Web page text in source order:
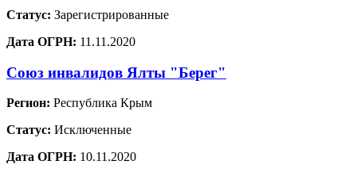
Статус: Зарегистрированные
Дата ОГРН: 11.11.2020
Союз инвалидов Ялты "Берег"
Регион: Республика Крым
Статус: Исключенные
Дата ОГРН: 10.11.2020